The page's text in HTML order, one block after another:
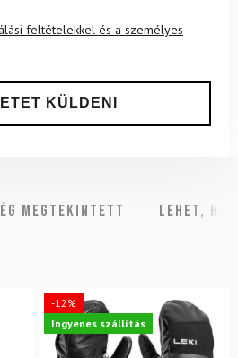
feltételekkel és a személyes
MEGTEKINTETT Lehet,
-12%
Ingyenes szállítás